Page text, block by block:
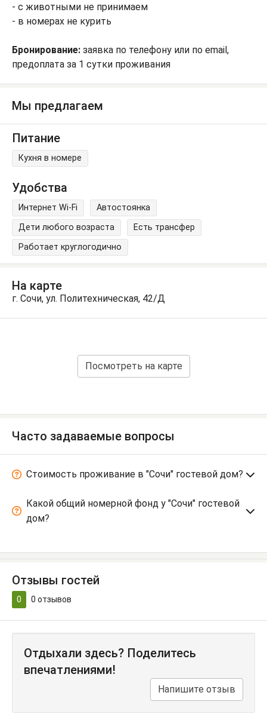
- с животными не принимаем
- в номерах не курить
Бронирование: заявка по телефону или по email,
предоплата за 1 сутки проживания
Мы предлагаем
Питание
Кухня в номере
Удобства
Интернет Wi-Fi
Автостоянка
Дети любого возраста
Есть трансфер
Работает круглогодично
На карте
г. Сочи, ул. Политехническая, 42/Д
Посмотреть на карте
Часто задаваемые вопросы
Стоимость проживание в "Сочи" гостевой дом?
Какой общий номерной фонд у "Сочи" гостевой
дом?
Отзывы гостей
0 0 отзывов
Отдыхали здесь? Поделитесь
впечатлениями!
Напишите отзыв